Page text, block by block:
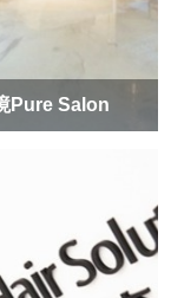
Pure Salon